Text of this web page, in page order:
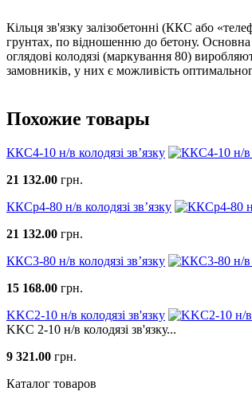
Кільця зв'язку залізобетонні (ККС або
грунтах, по відношенню до бетону. Основна
оглядові колодязі (маркування 80)
замовників, у них є можливість
Похожие товары
ККС4-10 н/в колодязі зв’язку
21 132.00 грн.
ККСр4-80 н/в колодязі зв’язку
21 132.00 грн.
ККС3-80 н/в колодязі зв’язку
15 168.00 грн.
KKC2-10 н/в колодязі зв'язку
KKC 2-10 н/в колодязі зв'язку...
9 321.00 грн.
Каталог товаров